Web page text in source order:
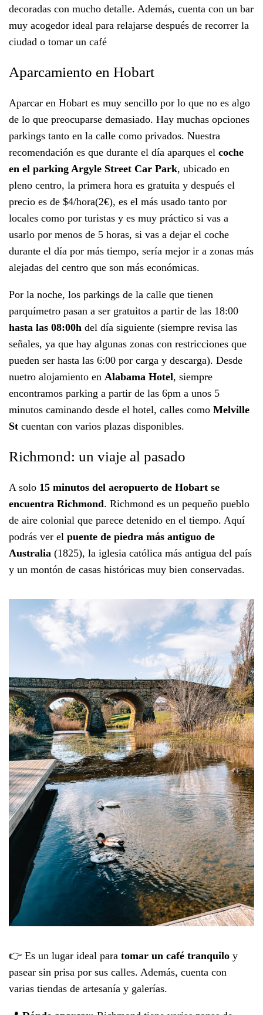
decoradas con mucho detalle. Además, cuenta con un bar
muy acogedor ideal para relajarse después de recorrer la
ciudad o tomar un café
Aparcamiento en Hobart
Aparcar en Hobart es muy sencillo por lo que no es algo
de lo que preocuparse demasiado. Hay muchas opciones
parkings tanto en la calle como privados. Nuestra
recomendación es que durante el día aparques el coche
en el parking Argyle Street Car Park, ubicado en
pleno centro, la primera hora es gratuita y después el
precio es de $4/hora(2€), es el más usado tanto por
locales como por turistas y es muy práctico si vas a
usarlo por menos de 5 horas, si vas a dejar el coche
durante el día por más tiempo, sería mejor ir a zonas más
alejadas del centro que son más económicas.
Por la noche, los parkings de la calle que tienen
parquímetro pasan a ser gratuitos a partir de las 18:00
hasta las 08:00h del día siguiente (siempre revisa las
señales, ya que hay algunas zonas con restricciones que
pueden ser hasta las 6:00 por carga y descarga). Desde
nuetro alojamiento en Alabama Hotel, siempre
encontramos parking a partir de las 6pm a unos 5
minutos caminando desde el hotel, calles como Melville
St cuentan con varios plazas disponibles.
Richmond: un viaje al pasado
A solo 15 minutos del aeropuerto de Hobart se
encuentra Richmond. Richmond es un pequeño pueblo
de aire colonial que parece detenido en el tiempo. Aquí
podrás ver el puente de piedra más antiguo de
Australia (1825), la iglesia católica más antigua del país
y un montón de casas históricas muy bien conservadas.
👉 Es un lugar ideal para tomar un café tranquilo y
pasear sin prisa por sus calles. Además, cuenta con
varias tiendas de artesanía y galerías.